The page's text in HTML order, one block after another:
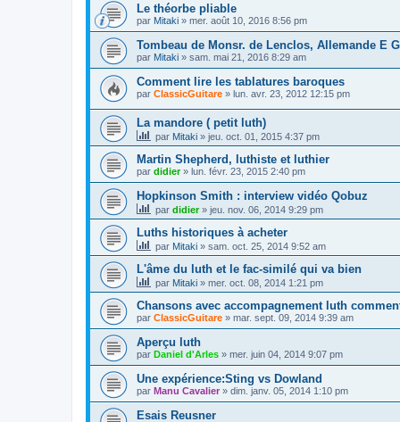
Le théorbe pliable
par Mitaki » mer. août 10, 2016 8:56 pm
Tombeau de Monsr. de Lenclos, Allemande E
par Mitaki » sam. mai 21, 2016 8:29 am
Comment lire les tablatures baroques
par ClassicGuitare » lun. avr. 23, 2012 12:15 pm
La mandore ( petit luth)
par Mitaki » jeu. oct. 01, 2015 4:37 pm
Martin Shepherd, luthiste et luthier
par didier» lun. févr. 23, 2015 2:40 pm
Hopkinson Smith : interview vidéo Qobuz
par didier» jeu. nov. 06, 2014 9:29 pm
Luths historiques à acheter
par Mitaki » sam. oct. 25, 2014 9:52 am
L'âme du luth et le fac-similé qui va bien
par Mitaki » mer. oct. 08, 2014 1:21 pm
Chansons avec accompagnement luth
par ClassicGuitare » mar. sept. 09, 2014 9:39 am
Aperçu luth
par Daniel d'Arles » mer. juin 04, 2014 9:07 pm
Une expérience:Sting vs Dowland
par Manu Cavalier » dim. janv. 05, 2014 1:10 pm
Esais Reusner